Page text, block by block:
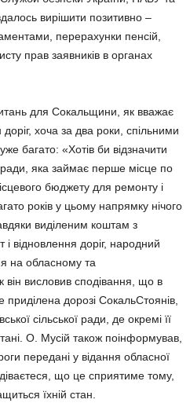
вирішити позитивно –
перерахунки пенсій,
прав заявників в органах
для Сокальщини, як вважає
хоча за два роки, спільними
багато: «Хотів би відзначити
яка займає перше місце по
бюджету для ремонту і
років у цьому напрямку нічого
виділеним коштам з
відновлення доріг, народний
на обласному та
він висловив сподівання, що в
дорозі СокальСтоянів,
сільської ради, де окремі її
О. Мусій також поінформував,
пeредані у відання обласної
що це сприятиме тому,
їхній стан.